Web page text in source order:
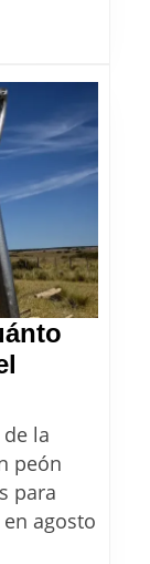
la
peón
para
agosto